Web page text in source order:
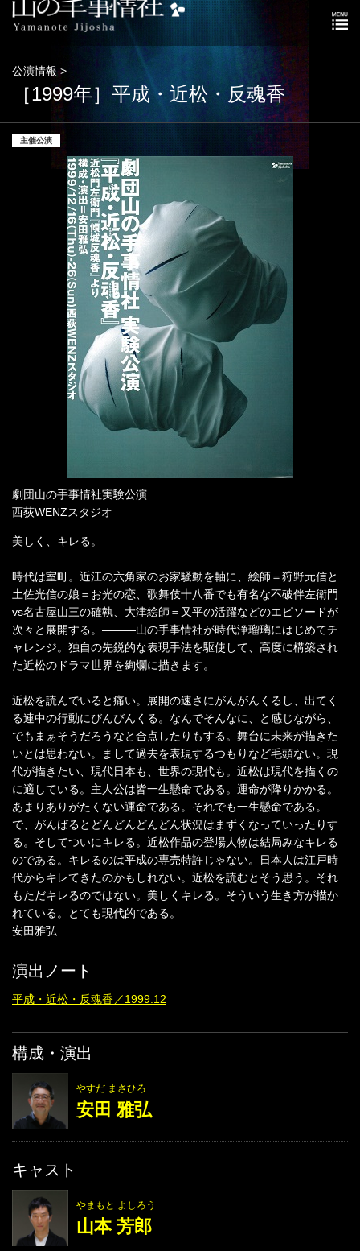
公演情報 >
［1999年］平成・近松・反魂香
主催公演
劇団山の手事情社実験公演
西荻WENZスタジオ
美しく、キレる。
時代は室町。近江の六角家のお家騒動を軸に、絵師＝狩野元信と
土佐光信の娘＝お光の恋、歌舞伎十八番でも有名な不破伴左衛門
vs名古屋山三の確執、大津絵師＝又平の活躍などのエピソードが
次々と展開する。―――山の手事情社が時代浄瑠璃にはじめてチ
ャレンジ。独自の先鋭的な表現手法を駆使して、高度に構築され
た近松のドラマ世界を絢爛に描きます。
近松を読んでいると痛い。展開の速さにがんがんくるし、出てく
る連中の行動にびんびんくる。なんでそんなに、と感じながら、
でもまぁそうだろうなと合点したりもする。舞台に未来が描きた
いとは思わない。まして過去を表現するつもりなど毛頭ない。現
代が描きたい、現代日本も、世界の現代も。近松は現代を描くの
に適している。主人公は皆一生懸命である。運命が降りかかる。
あまりありがたくない運命である。それでも一生懸命である。
で、がんばるとどんどんどんどん状況はまずくなっていったりす
る。そしてついにキレる。近松作品の登場人物は結局みなキレる
のである。キレるのは平成の専売特許じゃない。日本人は江戸時
代からキレてきたのかもしれない。近松を読むとそう思う。それ
もただキレるのではない。美しくキレる。そういう生き方が描か
れている。とても現代的である。
安田雅弘
演出ノート
平成・近松・反魂香／1999.12
構成・演出
やすだ まさひろ
安田 雅弘
キャスト
やまもと よしろう
山本 芳郎